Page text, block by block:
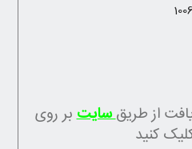
از طریقسایتبر روی
کنید